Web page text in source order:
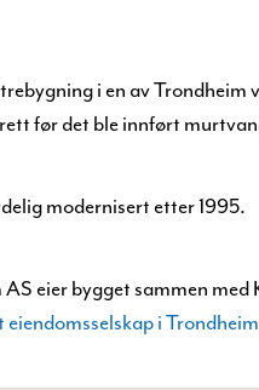
i en av
før det ble innført
modernisert etter 1995.
AS eier bygget sammen
eiendomsselskap i Trondheim